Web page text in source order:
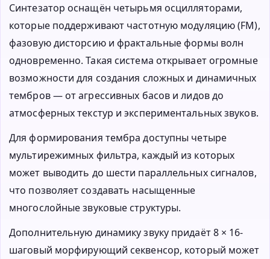
Синтезатор оснащён четырьмя осцилляторами,
которые поддерживают частотную модуляцию (FM),
фазовую дисторсию и фрактальные формы волн
одновременно. Такая система открывает огромные
возможности для создания сложных и динамичных
тембров — от агрессивных басов и лидов до
атмосферных текстур и экспериментальных звуков.
Для формирования тембра доступны четыре
мультирежимных фильтра, каждый из которых
может выводить до шести параллельных сигналов,
что позволяет создавать насыщенные
многослойные звуковые структуры.
Дополнительную динамику звуку придаёт 8 × 16-
шаговый морфирующий секвенсор, который может